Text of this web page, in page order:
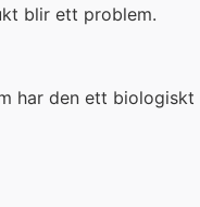
blir ett problem.
har den ett